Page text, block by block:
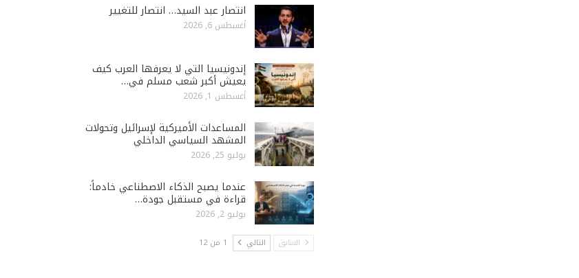
انتصار عبد السيد… انتصار للتغيير
أغسطس 6, 2026
إندونيسيا التي لا يعرفها العرب كيف
يعيش أكبر شعب مسلم في…
أغسطس 1, 2026
المساعدات الأميركية لإسرائيل وتحولات
المشهد السياسي الداخلي
يوليو 25, 2026
عندما يصبح الذكاء الاصطناعي خادماً:
قراءة في مستقبل جودة…
يوليو 2, 2026
السابق التالي 1 من 12